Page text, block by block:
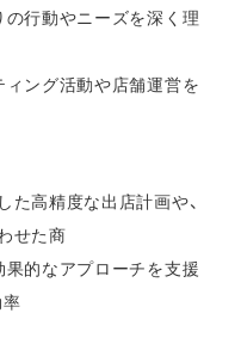
の行動やニーズを深く理
ィング活動や店舗運営を
た高精度な出店計画や、
せた商
果的なアプローチを支援